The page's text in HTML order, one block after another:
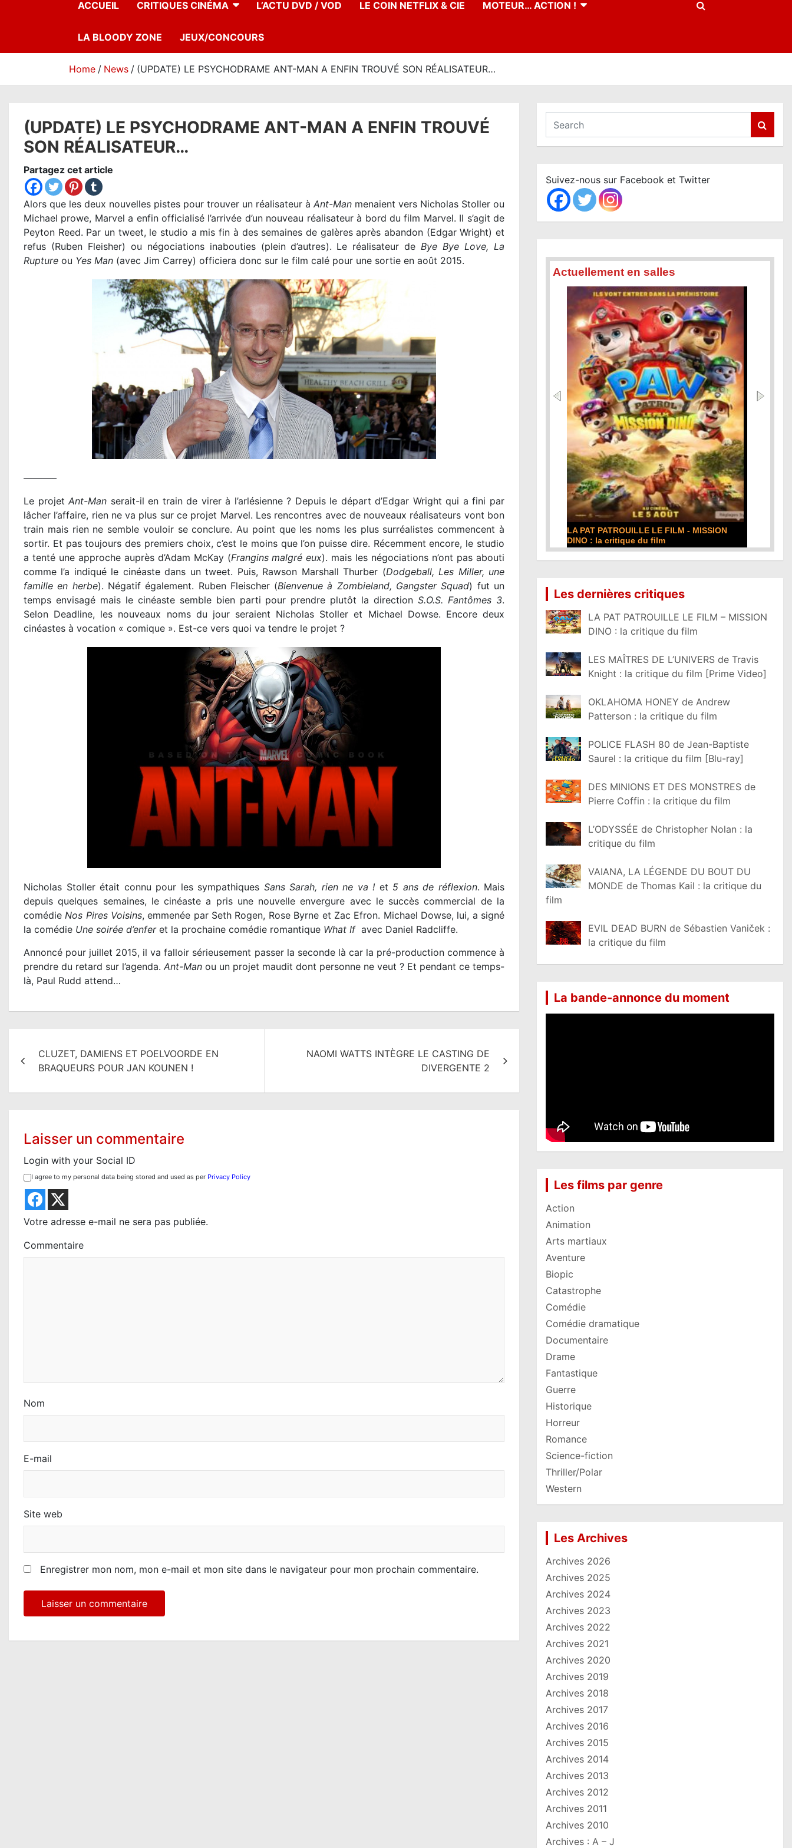
ACCUEIL CRITIQUES CINÉMA L’ACTU DVD / VOD LE COIN NETFLIX & CIE MOTEUR… ACTION !
LA BLOODY ZONE JEUX/CONCOURS
Home News (UPDATE) LE PSYCHODRAME ANT-MAN A ENFIN TROUVÉ SON RÉALISATEUR…
(UPDATE) LE PSYCHODRAME ANT-MAN A ENFIN TROUVÉ
SON RÉALISATEUR…
Partagez cet article
Alors que les deux nouvelles pistes pour trouver un réalisateur à Ant-Man menaient vers Nicholas Stoller ou
Michael prowe, Marvel a enfin officialisé l’arrivée d’un nouveau réalisateur à bord du film Marvel. Il s’agit de
Peyton Reed. Par un tweet, le studio a mis fin à des semaines de galères après abandon (Edgar Wright) et
refus (Ruben Fleisher) ou négociations inabouties (plein d’autres). Le réalisateur deBye Bye Love, La
Rupture ou Yes Man (avec Jim Carrey) officiera donc sur le film calé pour une sortie en août 2015.
———–
Le projetAnt-Man serait-il en train de virer à l’arlésienne ? Depuis le départ d’Edgar Wright qui a fini par
lâcher l’affaire, rien ne va plus sur ce projet Marvel. Les rencontres avec de nouveaux réalisateurs vont bon
train mais rien ne semble vouloir se conclure. Au point que les noms les plus surréalistes commencent à
sortir. Et pas toujours des premiers choix, c’est le moins que l’on puisse dire. Récemment encore, le studio
a tenté une approche auprès d’Adam McKay (Frangins malgré eux). mais les négociations n’ont pas abouti
comme l’a indiqué le cinéaste dans un tweet. Puis, Rawson Marshall Thurber (Dodgeball, Les Miller, une
famille en herbe). Négatif également. Ruben Fleischer (Bienvenue à Zombieland, Gangster Squad) fut un
temps envisagé mais le cinéaste semble bien parti pour prendre plutôt la directionS.O.S. Fantômes 3.
Selon Deadline, les nouveaux noms du jour seraient Nicholas Stoller et Michael Dowse. Encore deux
cinéastes à vocation « comique ». Est-ce vers quoi va tendre le projet ?
Nicholas Stoller était connu pour les sympathiques Sans Sarah, rien ne va ! et 5 ans de réflexion. Mais
depuis quelques semaines, le cinéaste a pris une nouvelle envergure avec le succès commercial de la
comédieNos Pires Voisins, emmenée par Seth Rogen, Rose Byrne et Zac Efron. Michael Dowse, lui, a signé
la comédie Une soirée d’enferet la prochaine comédie romantique What Ifavec Daniel Radcliffe.
Annoncé pour juillet 2015, il va falloir sérieusement passer la seconde là car la pré-production commence à
prendre du retard sur l’agenda. Ant-Man ou un projet maudit dont personne ne veut ? Et pendant ce temps-
là, Paul Rudd attend…
CLUZET, DAMIENS ET POELVOORDE EN
BRAQUEURS POUR JAN KOUNEN !
NAOMI WATTS INTÈGRE LE CASTING DE
DIVERGENTE 2
Laisser un commentaire
Login with your Social ID
I agree to my personal data being stored and used as per Privacy Policy
Votre adresse e-mail ne sera pas publiée.
Commentaire
Nom
E-mail
Site web
Enregistrer mon nom, mon e-mail et mon site dans le navigateur pour mon prochain commentaire.
a
c
h
Suivez-nous sur Facebook et Twitter
Actuellement en salles
LA PAT PATROUILLE LE FILM - MISSION
DINO : la critique du film
Les dernières critiques
LA PAT PATROUILLE LE FILM – MISSION
DINO : la critique du film
LES MAÎTRES DE L’UNIVERS de Travis
Knight : la critique du film [Prime Video]
OKLAHOMA HONEY de Andrew
Patterson : la critique du film
POLICE FLASH 80 de Jean-Baptiste
Saurel : la critique du film [Blu-ray]
DES MINIONS ET DES MONSTRES de
Pierre Coffin : la critique du film
L’ODYSSÉE de Christopher Nolan : la
critique du film
VAIANA, LA LÉGENDE DU BOUT DU
MONDE de Thomas Kail : la critique du
film
EVIL DEAD BURN de Sébastien Vaniček :
la critique du film
La bande-annonce du moment
Les films par genre
Action
Animation
Arts martiaux
Aventure
Biopic
Catastrophe
Comédie
Comédie dramatique
Documentaire
Drame
Fantastique
Guerre
Historique
Horreur
Romance
Science-fiction
Thriller/Polar
Western
Les Archives
Archives 2026
Archives 2025
Archives 2024
Archives 2023
Archives 2022
Archives 2021
Archives 2020
Archives 2019
Archives 2018
Archives 2017
Archives 2016
Archives 2015
Archives 2014
Archives 2013
Archives 2012
Archives 2011
Archives 2010
Archives : A – J